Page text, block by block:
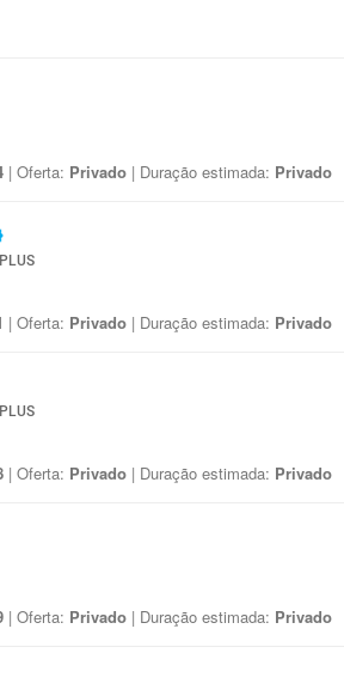
| Oferta: Privado | Duração estimada: Privado
| Oferta: Privado | Duração estimada: Privado
| Oferta: Privado | Duração estimada: Privado
| Oferta: Privado | Duração estimada: Privado